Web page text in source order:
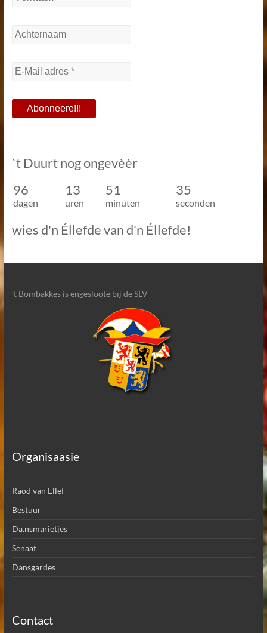
`t Duurt nog ongevèèr
96
13 51 35
dagen uren minuten seconden
wies d'n Éllefde van d'n Éllefde!
’t Bombakkes is engesloote bïj de SLV
Organisaasie
Raod van Ellef
Bestuur
Da.nsmarietjes
Senaat
Dansgardes
Contact